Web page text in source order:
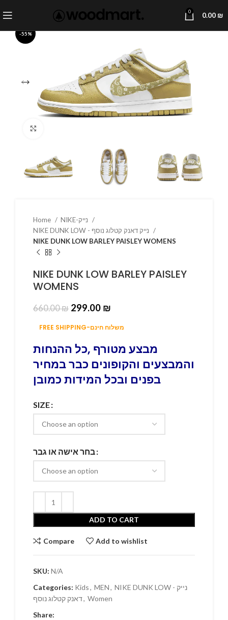
0 0.00 ₪
-55%
Home
NIKE DUNK LOW BARLEY PAISLEY WOMENS
NIKE DUNK LOW BARLEY PAISLEY
WOMENS
660.00₪ 299.00 ₪
FREE SHIPPING-משלוח חינם
מבצע מטורף ,כל ההנחות
והמבצעים והקופונים כבר במחיר
בפנים ובכל המידות כמובן
SIZE
בחר אישה או גבר
ADD TO CART
Compare Add to wishlist
SKU: N/A
Categories: Kids, MEN, NIKE DUNK LOW - נייק
דאנק קטלוג נוסף, Women
Share: